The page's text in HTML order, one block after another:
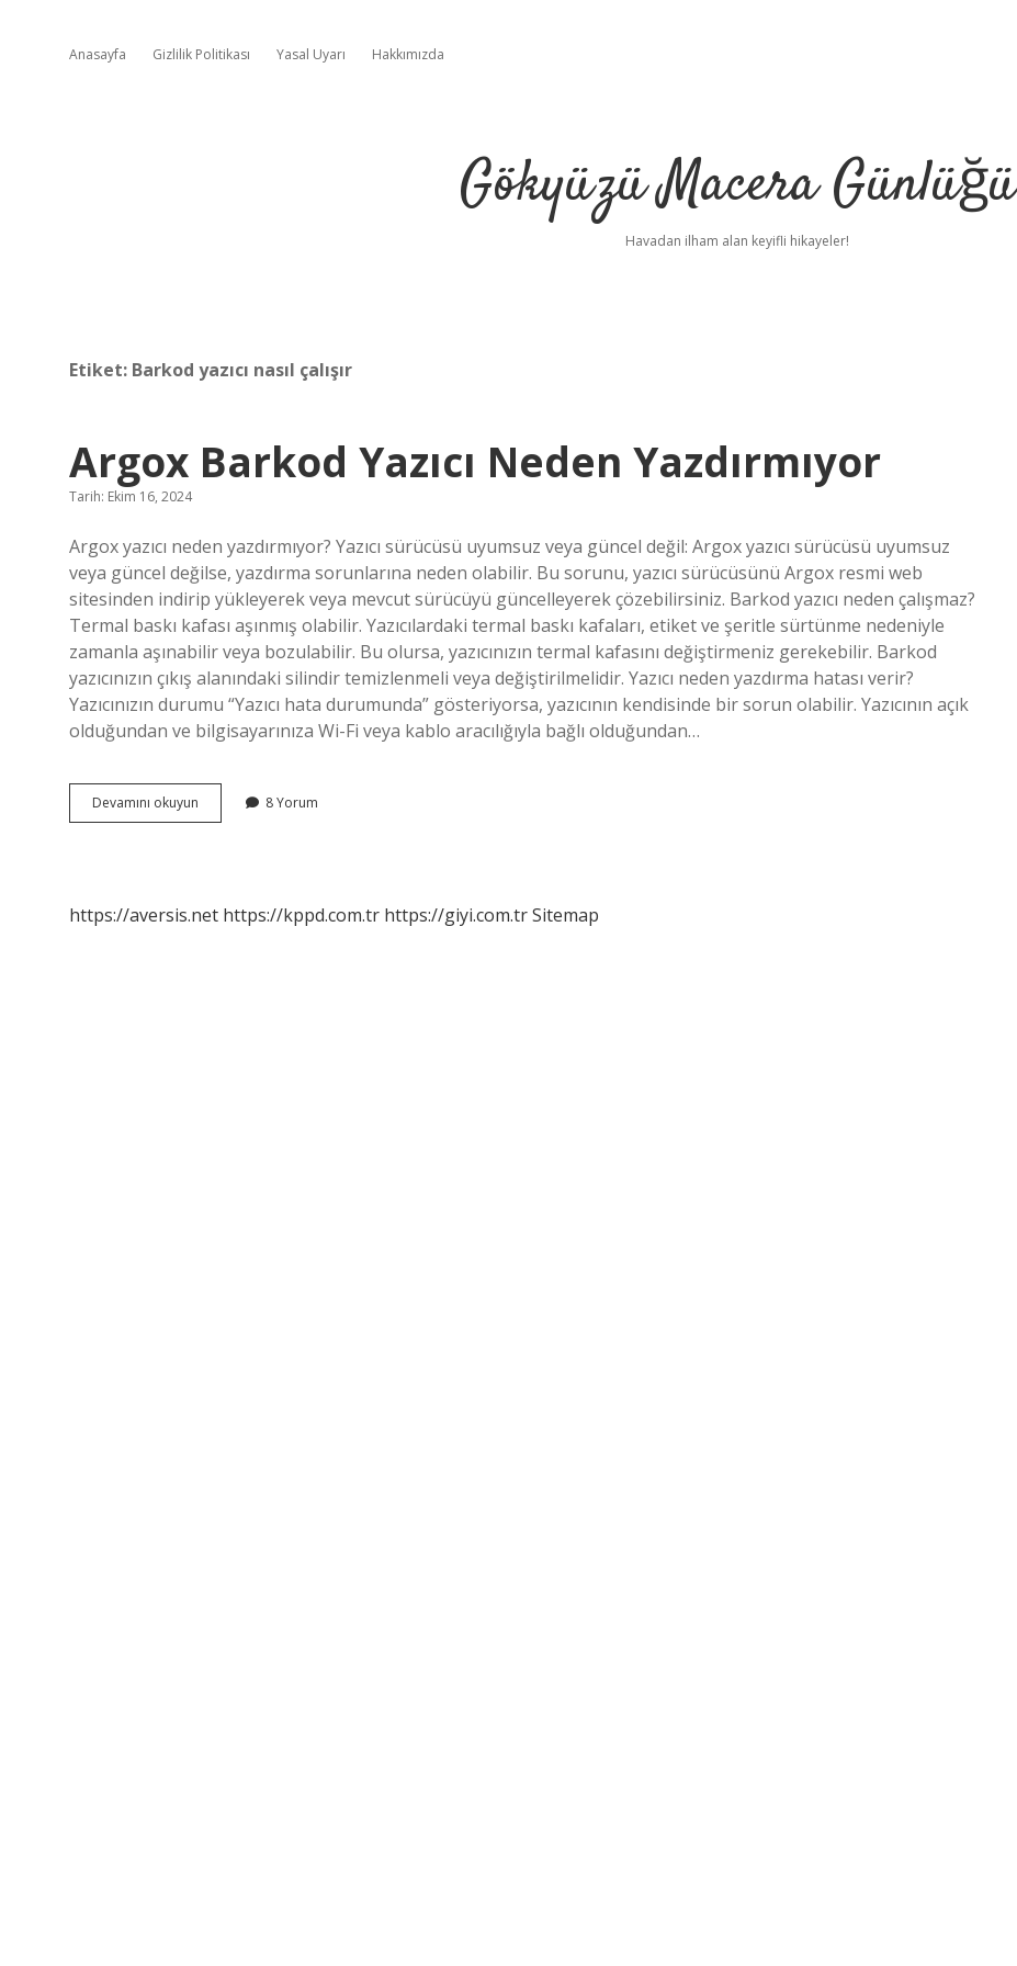
Anasayfa Gizlilik Politikası Yasal Uyarı Hakkımızda
Gökyüzü Macera Günlüğü
Havadan ilham alan keyifli hikayeler!
Etiket: Barkod yazıcı nasıl çalışır
Argox Barkod Yazıcı Neden Yazdırmıyor
Tarih: Ekim 16, 2024
Argox yazıcı neden yazdırmıyor? Yazıcı sürücüsü uyumsuz veya güncel değil: Argox yazıcı sürücüsü uyumsuz
veya güncel değilse, yazdırma sorunlarına neden olabilir. Bu sorunu, yazıcı sürücüsünü Argox resmi web
sitesinden indirip yükleyerek veya mevcut sürücüyü güncelleyerek çözebilirsiniz. Barkod yazıcı neden çalışmaz?
Termal baskı kafası aşınmış olabilir. Yazıcılardaki termal baskı kafaları, etiket ve şeritle sürtünme nedeniyle
zamanla aşınabilir veya bozulabilir. Bu olursa, yazıcınızın termal kafasını değiştirmeniz gerekebilir. Barkod
yazıcınızın çıkış alanındaki silindir temizlenmeli veya değiştirilmelidir. Yazıcı neden yazdırma hatası verir?
Yazıcınızın durumu “Yazıcı hata durumunda” gösteriyorsa, yazıcının kendisinde bir sorun olabilir. Yazıcının açık
olduğundan ve bilgisayarınıza Wi-Fi veya kablo aracılığıyla bağlı olduğundan…
Devamını okuyun
Barkod
8 Yorum
https://aversis.net https://kppd.com.tr https://giyi.com.trSitemap